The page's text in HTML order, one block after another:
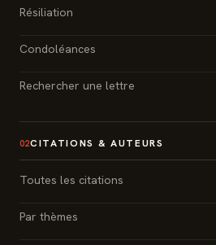
Résiliation
Condoléances
Rechercher une lettre
02CITATIONS & AUTEURS
Toutes les citations
Par thèmes